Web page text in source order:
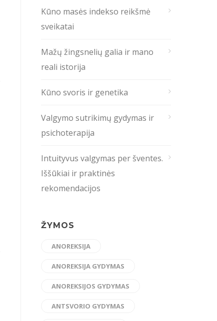
Kūno masės indekso reikšmė
sveikatai
Mažų žingsnelių galia ir mano
reali istorija
Kūno svoris ir genetika
Valgymo sutrikimų gydymas ir
psichoterapija
Intuityvus valgymas per šventes.
Iššūkiai ir praktinės
rekomendacijos
ŽYMOS
ANOREKSIJA
ANOREKSIJA GYDYMAS
ANOREKSIJOS GYDYMAS
ANTSVORIO GYDYMAS